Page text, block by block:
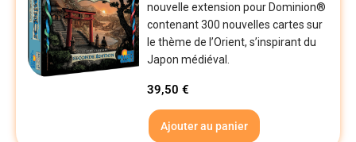
nouvelle extension pour Dominion®
contenant 300 nouvelles cartes sur
le thème de l’Orient, s’inspirant du
Japon médiéval.
39,50€
Ajouter au panier